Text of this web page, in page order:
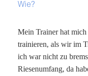
Wie?
Mein Trainer hat
trainieren, als wir im
ich war nicht zu
Riesenumfang, da